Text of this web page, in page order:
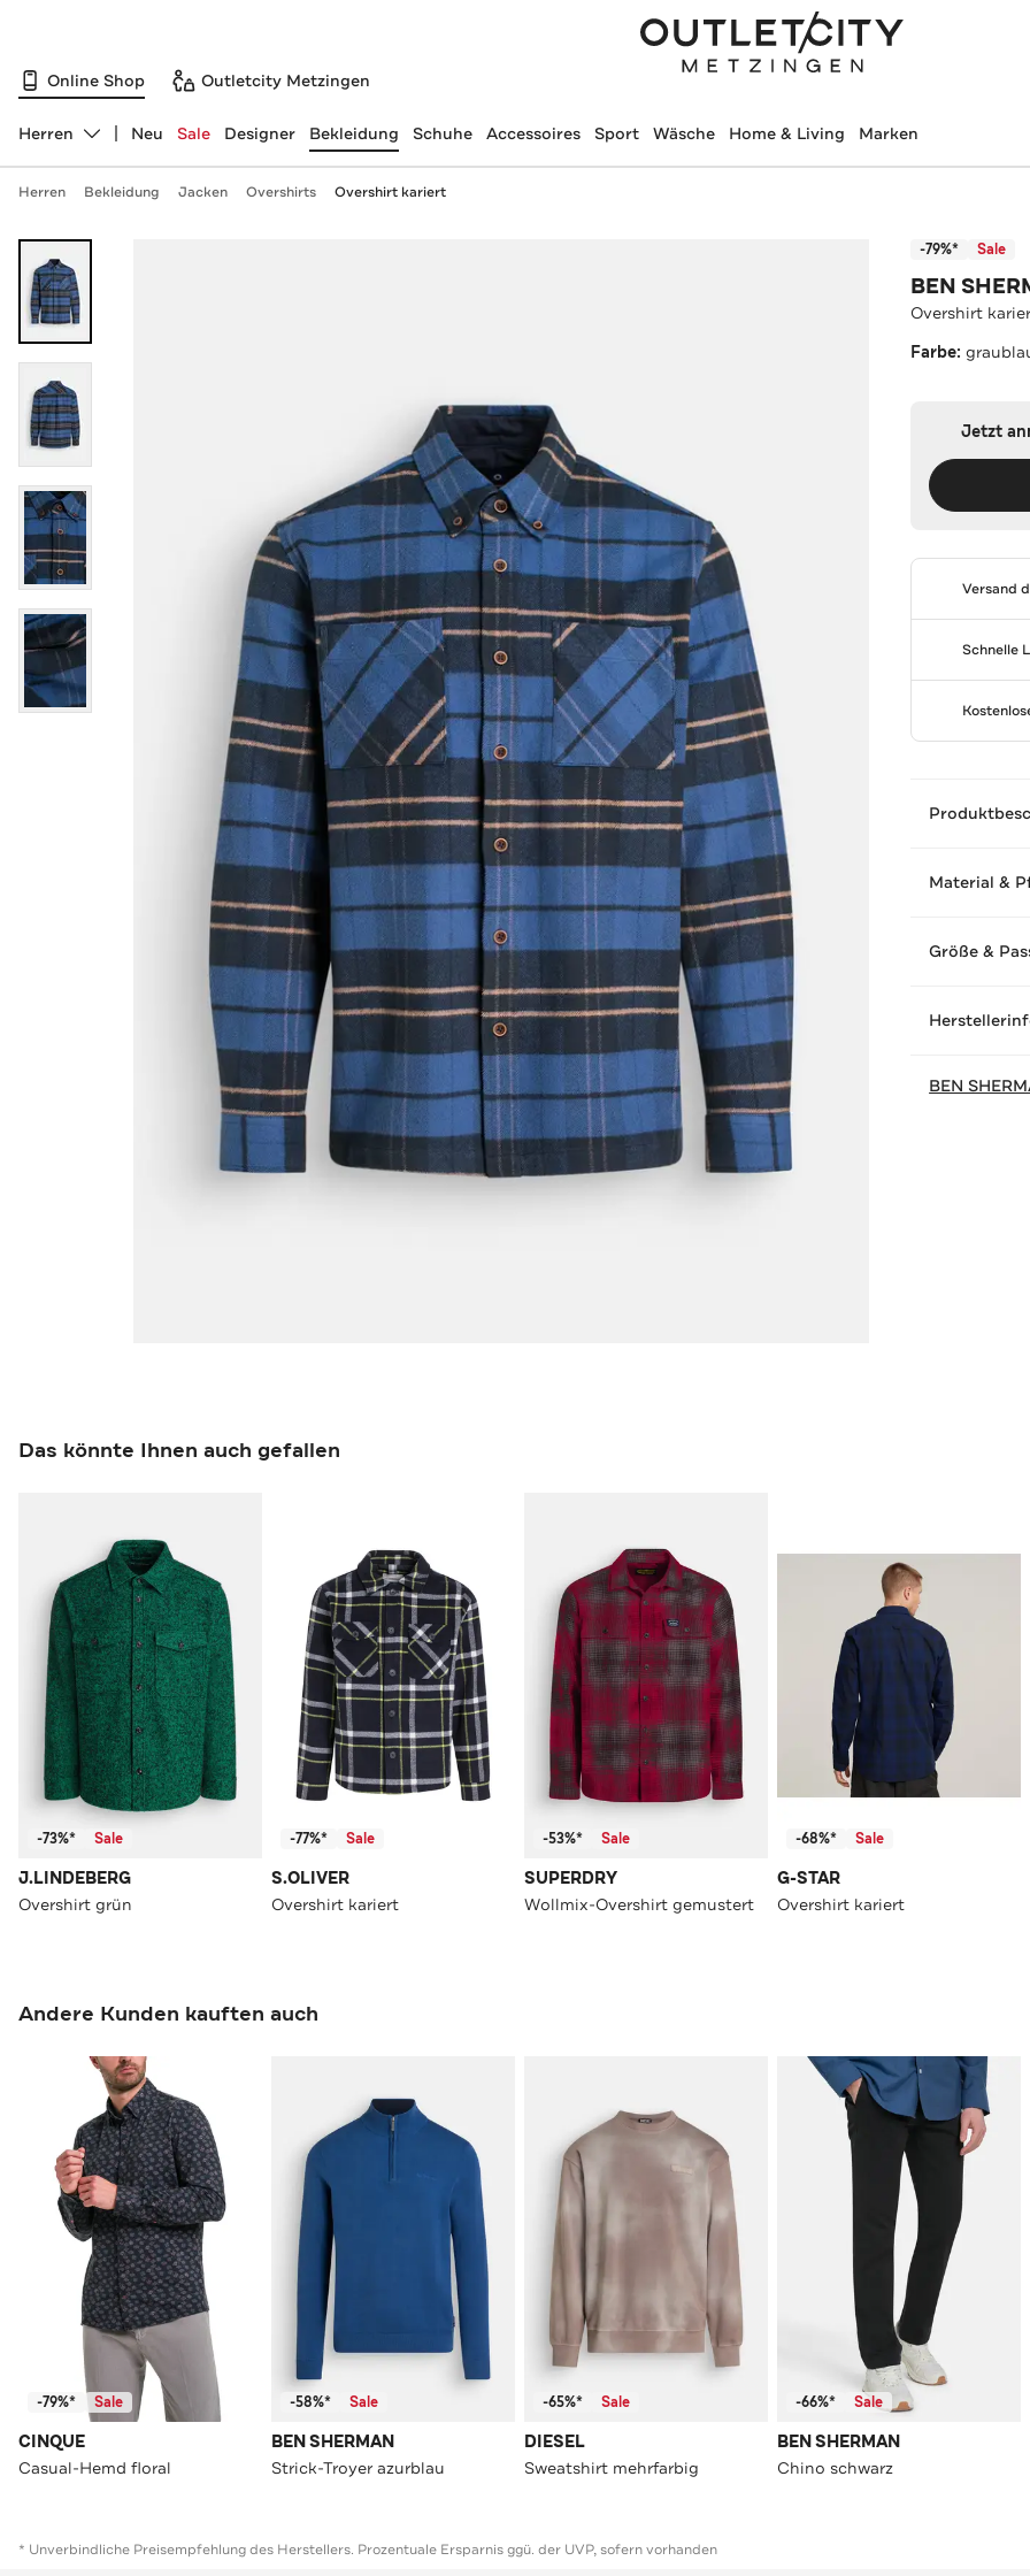
Online Shop Outletcity Metzingen
Abteilung ändern, ausgewählt:
Herren Neu Sale Designer Bekleidung Schuhe Accessoires Sport Wäsche Home & Living Marken
Herren Bekleidung Jacken Overshirts Overshirt kariert
-79%* Sale
BEN
Overshirt
Farbe:
Jetzt
Versand
Schnelle
Material &
Größe &
BEN
Das könnte Ihnen auch gefallen
-73%* Sale
J.LINDEBERG
Overshirt grün
-77%* Sale
S.OLIVER
Overshirt kariert
-53%* Sale
SUPERDRY
Wollmix-Overshirt gemustert
-68%* Sale
G-STAR
Overshirt kariert
Andere Kunden kauften auch
-79%* Sale
CINQUE
Casual-Hemd floral
-58%* Sale
BEN SHERMAN
Strick-Troyer azurblau
-65%* Sale
DIESEL
Sweatshirt mehrfarbig
-66%* Sale
BEN SHERMAN
Chino schwarz
* Unverbindliche Preisempfehlung des Herstellers. Prozentuale Ersparnis ggü. der UVP, sofern vorhanden